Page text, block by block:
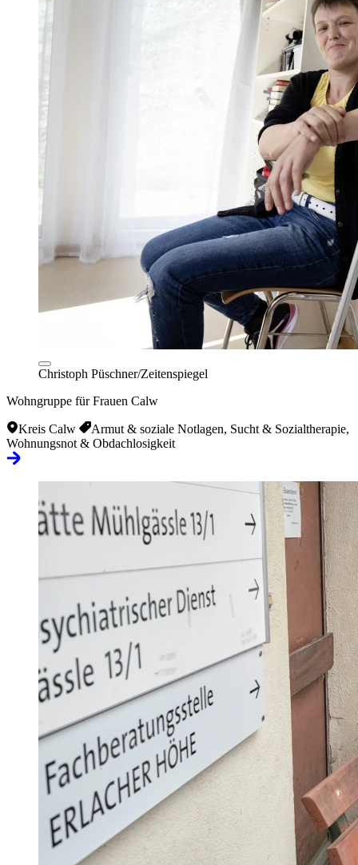
Christoph Püschner/Zeitenspiegel
Wohngruppe für Frauen Calw
Kreis Calw
Armut & soziale Notlagen, Sucht & Sozialtherapie,
Wohnungsnot & Obdachlosigkeit